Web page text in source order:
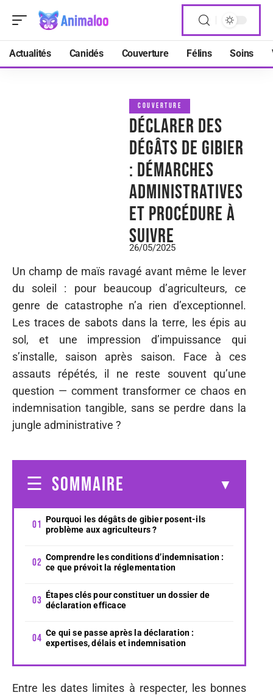
Actualités Canidés Couverture Félins Soins
COUVERTURE
Déclarer des
dégâts de gibier
: démarches
administratives
et procédure à
suivre
26/05/2025
Un champ de maïs ravagé avant même le lever
du soleil : pour beaucoup d’agriculteurs, ce
genre de catastrophe n’a rien d’exceptionnel.
Les traces de sabots dans la terre, les épis au
sol, et une impression d’impuissance qui
s’installe, saison après saison. Face à ces
assauts répétés, il ne reste souvent qu’une
question — comment transformer ce chaos en
indemnisation tangible, sans se perdre dans la
jungle administrative ?
SOMMAIRE
Pourquoi les dégâts de gibier posent-ils
problème aux agriculteurs ?
Comprendre les conditions d’indemnisation :
ce que prévoit la réglementation
Étapes clés pour constituer un dossier de
déclaration efficace
Ce qui se passe après la déclaration :
expertises, délais et indemnisation
Entre les dates limites à respecter, les bonnes